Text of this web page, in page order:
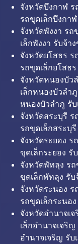
จังหวัดบึงกาฬ
รถขุดเล็กบึงกา
จังหวัดพังงา รถ
เล็กพังงา รับจ้า
จังหวัดยโสธร ร
รถขุดเล็กยโสธ
จังหวัดหนองบัว
เล็กหนองบัวลำ
หนองบัวลำภู รั
จังหวัดสระบุรี ร
รถขุดเล็กสระบุ
จังหวัดระยอง ร
ขุดเล็กระยอง รั
จังหวัดพัทลุง ร
ขุดเล็กพัทลุง รั
จังหวัดระนอง ร
รถขุดเล็กระนอ
จังหวัดอำนาจเ
เล็กอำนาจเจริ
อำนาจเจริญ รั